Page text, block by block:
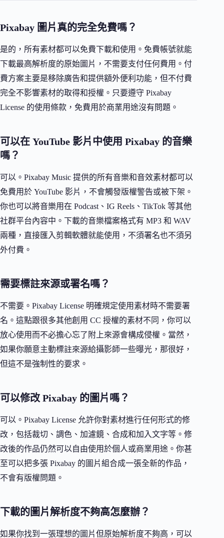
Pixabay 圖片真的完全免費嗎？
是的，所有素材都可以免費下載和使用。免費帳號就能
下載最高解析度的原始圖片，不需要支付任何費用。付
費方案主要是移除廣告和提供額外便利功能，但不付費
完全不影響素材的取得和授權。只要遵守 Pixabay
License 的使用條款，免費用於商業用途沒有問題。
可以在 YouTube 影片中使用 Pixabay 的音樂
嗎？
可以。Pixabay Music 提供的所有音樂和音效素材都可以
免費用於 YouTube 影片，不會觸發版權警告或被下架。
你也可以將音樂用在 Podcast、IG Reels、TikTok 等其他
社群平台內容中。下載的音樂檔案格式有 MP3 和 WAV
兩種，直接匯入剪輯軟體就能使用，不須署名也不須另
外付費。
需要標註來源或署名嗎？
不需要。Pixabay License 明確規定使用素材時不需要署
名。這點跟很多其他創用 CC 授權的素材不同，你可以
放心使用而不必擔心忘了附上來源會構成侵權。當然，
如果你願意主動標註來源給攝影師一些曝光，那很好，
但這不是強制性的要求。
可以修改 Pixabay 的圖片嗎？
可以。Pixabay License 允許你對素材進行任何形式的修
改，包括裁切、調色、加濾鏡、合成和加入文字等。修
改後的作品仍然可以自由使用於個人或商業用途。你甚
至可以把多張 Pixabay 的圖片組合成一張全新的作品，
不會有版權問題。
下載的圖片解析度不夠高怎麼辦？
如果你找到一張理想的圖片但原始解析度不夠高，可以